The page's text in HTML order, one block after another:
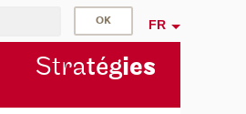
FR
Stratégies